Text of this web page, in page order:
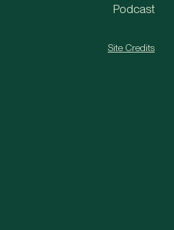
Podcast
Site Credits